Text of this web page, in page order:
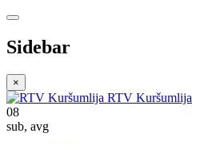
Sidebar
×
RTV Kuršumlija
08
sub, avg